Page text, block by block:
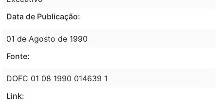
Data de Publicação:
01 de Agosto de 1990
Fonte:
DOFC 01 08 1990 014639 1
Link: